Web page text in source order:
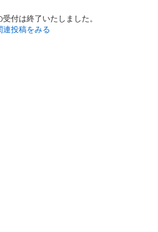
付は終了いたしました。
連投稿をみる